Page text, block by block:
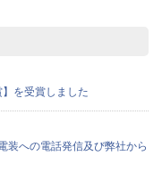
を受賞しました
装への電話発信及び弊社から